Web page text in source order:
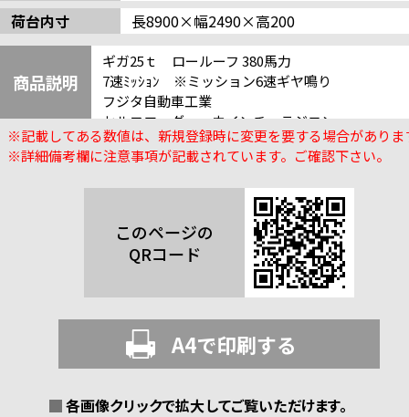
荷台内寸
長8900×幅2490×高200
商品説明
ギガ25ｔ ロールーフ 380馬力
7速ﾐｯｼｮﾝ ※ミッション6速ギヤ鳴り
フジタ自動車工業
セルフローダー ウインチ ラジコン
床板鉄張り 床フック スタンションボックス
荷台寸法：長8900×幅2490×高200
※記載してある数値は、新規登録時に変更を要する場合がありま
※詳細備考欄に注意事項が記載されています。ご確認下さい。
このページの
QRコード
A4で印刷する
各画像クリックで拡大してご覧いただけます。